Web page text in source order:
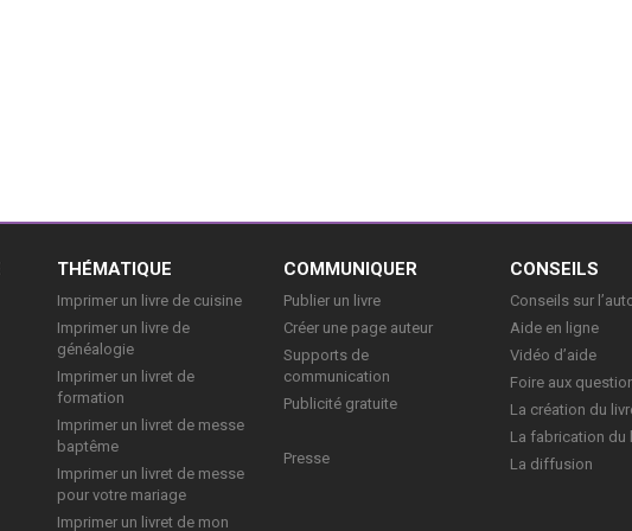
THÉMATIQUE
Imprimer un livre de cuisine
Imprimer un livre de
généalogie
Imprimer un livret de
formation
Imprimer un livret de messe
baptême
Imprimer un livret de messe
pour votre mariage
Imprimer un livret de mon
COMMUNIQUER
Publier un livre
Créer une page auteur
Supports de
communication
Publicité gratuite
Presse
CONSEILS
Conseils sur
Aide en ligne
Vidéo d’aide
Foire aux
La création du
La fabrication du
La diffusion